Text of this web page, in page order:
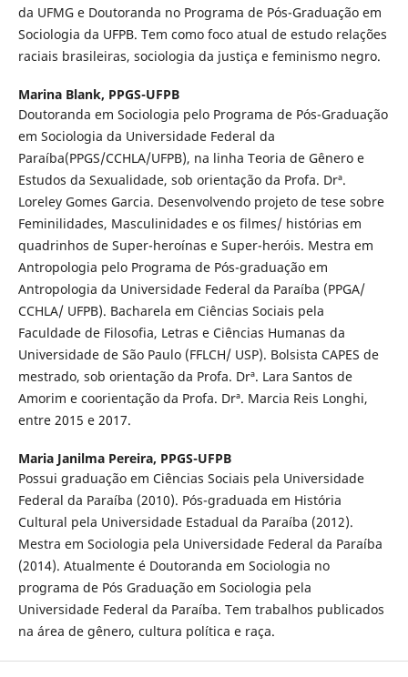
da UFMG e Doutoranda no Programa de Pós-Graduação em
Sociologia da UFPB. Tem como foco atual de estudo relações
raciais brasileiras, sociologia da justiça e feminismo negro.
Marina Blank, PPGS-UFPB
Doutoranda em Sociologia pelo Programa de Pós-Graduação
em Sociologia da Universidade Federal da
Paraíba(PPGS/CCHLA/UFPB), na linha Teoria de Gênero e
Estudos da Sexualidade, sob orientação da Profa. Drª.
Loreley Gomes Garcia. Desenvolvendo projeto de tese sobre
Feminilidades, Masculinidades e os filmes/ histórias em
quadrinhos de Super-heroínas e Super-heróis. Mestra em
Antropologia pelo Programa de Pós-graduação em
Antropologia da Universidade Federal da Paraíba (PPGA/
CCHLA/ UFPB). Bacharela em Ciências Sociais pela
Faculdade de Filosofia, Letras e Ciências Humanas da
Universidade de São Paulo (FFLCH/ USP). Bolsista CAPES de
mestrado, sob orientação da Profa. Drª. Lara Santos de
Amorim e coorientação da Profa. Drª. Marcia Reis Longhi,
entre 2015 e 2017.
Maria Janilma Pereira, PPGS-UFPB
Possui graduação em Ciências Sociais pela Universidade
Federal da Paraíba (2010). Pós-graduada em História
Cultural pela Universidade Estadual da Paraíba (2012).
Mestra em Sociologia pela Universidade Federal da Paraíba
(2014). Atualmente é Doutoranda em Sociologia no
programa de Pós Graduação em Sociologia pela
Universidade Federal da Paraíba. Tem trabalhos publicados
na área de gênero, cultura política e raça.